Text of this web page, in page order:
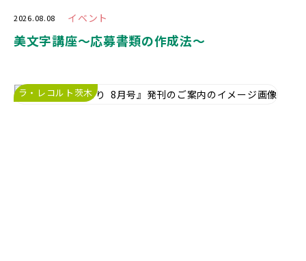
2026.08.08 イベント
美文字講座〜応募書類の作成法〜
ラ・レコルト茨木